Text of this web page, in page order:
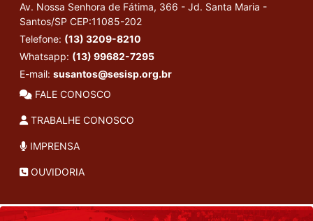
Av. Nossa Senhora de Fátima, 366 - Jd. Santa Maria -
Santos/SP CEP:11085-202
Telefone: (13) 3209-8210
Whatsapp: (13) 99682-7295
E-mail: susantos@sesisp.org.br
FALE CONOSCO
TRABALHE CONOSCO
IMPRENSA
OUVIDORIA